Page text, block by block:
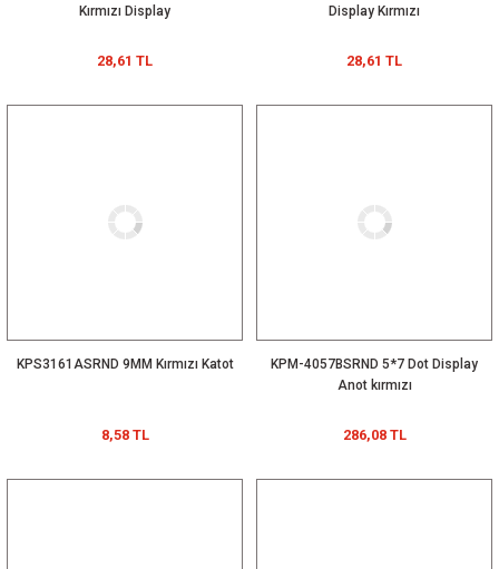
Kırmızı Display
28,61 TL
Display Kırmızı
28,61 TL
KPS3161ASRND 9MM Kırmızı Katot
8,58 TL
KPM-4057BSRND 5*7 Dot Display
Anot kırmızı
286,08 TL